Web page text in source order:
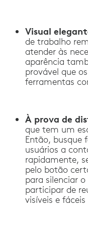
Visual
de trabalho
atender às
aparência
provável que
ferramentas
À prova de
que tem um
Então, busque
usuários a
rapidamente,
pelo botão
para silenciar
participar de
visíveis e fáceis